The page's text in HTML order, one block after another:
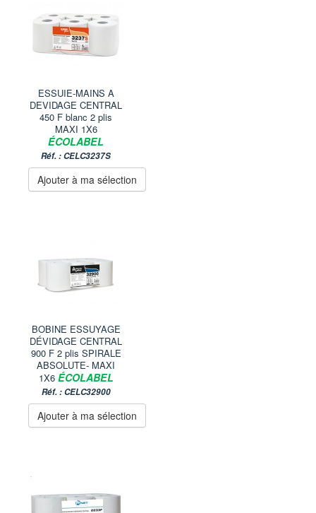
ESSUIE-MAINS A
DEVIDAGE CENTRAL
450 F blanc 2 plis
MAXI 1X6
ÉCOLABEL
Réf. : CELC3237S
Ajouter à ma sélection
BOBINE ESSUYAGE
DÉVIDAGE CENTRAL
900 F 2 plis SPIRALE
ABSOLUTE- MAXI
1X6 ÉCOLABEL
Réf. : CELC32900
Ajouter à ma sélection